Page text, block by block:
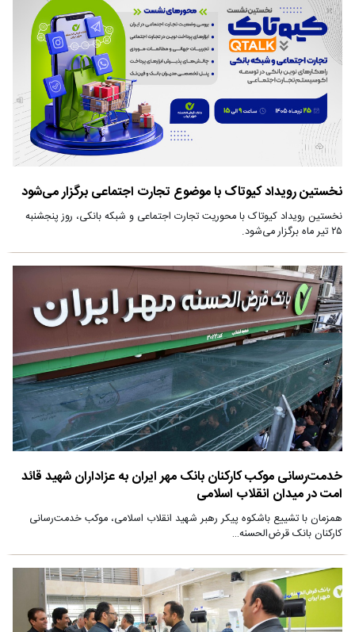
نخستین رویداد کیوتاک با موضوع تجارت اجتماعی برگزار می‌شود
نخستین رویداد کیوتاک با محوریت تجارت اجتماعی و شبکه بانکی، روز پنجشنبه
۲۵ تیر ماه برگزار می‌شود.
خدمت‌رسانی موکب کارکنان بانک مهر ایران به عزاداران شهید قائد
امت در میدان انقلاب اسلامی
همزمان با تشییع باشکوه پیکر رهبر شهید انقلاب اسلامی، موکب خدمت‌رسانی
کارکنان بانک قرض‌الحسنه…